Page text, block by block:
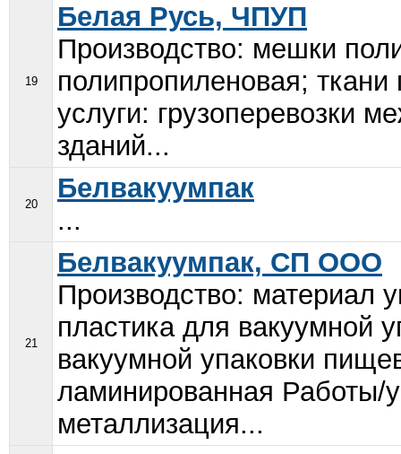
19
Белая Русь, ЧПУП
Производство: мешки
полипропиленовая;
услуги: грузоперевозки
зданий...
20
Белвакуумпак
...
21
Белвакуумпак, СП ООО
Производство: материал
пластика для вакуумной
вакуумной упаковки
ламинированная Работы/
металлизация...